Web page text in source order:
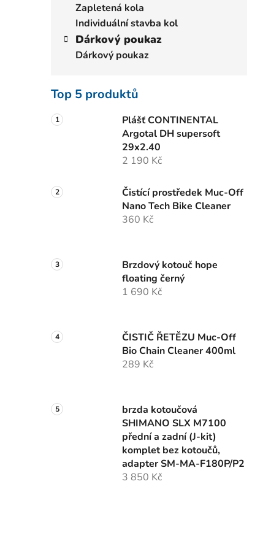
Zapletená kola
Individuální stavba kol
Dárkový poukaz
Dárkový poukaz
Top 5 produktů
Plášť CONTINENTAL
Argotal DH supersoft
29x2.40
2 190 Kč
Čistící prostředek Muc-Off
Nano Tech Bike Cleaner
360 Kč
Brzdový kotouč hope
floating černý
1 690 Kč
ČISTIČ ŘETĚZU Muc-Off
Bio Chain Cleaner 400ml
289 Kč
brzda kotoučová
SHIMANO SLX M7100
přední a zadní (J-kit)
komplet bez kotoučů,
adapter SM-MA-F180P/P2
3 850 Kč